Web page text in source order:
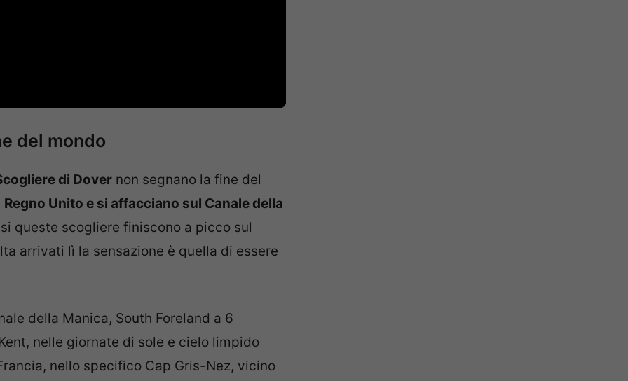
del mondo
di Dover non segnano la fine del
Regno Unito e si affacciano sul Canale della
queste scogliere finiscono a picco sul
arrivati lì la sensazione è quella di essere
della Manica, South Foreland a 6
nelle giornate di sole e cielo limpido
nello specifico Cap Gris-Nez, vicino